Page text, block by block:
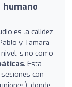
humano
es la calidez
y Tamara
sino como
. Esta
con
donde